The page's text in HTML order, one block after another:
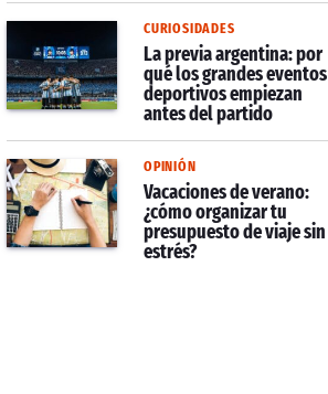
CURIOSIDADES
La previa argentina: por
qué los grandes eventos
deportivos empiezan
antes del partido
OPINIÓN
Vacaciones de verano:
¿cómo organizar tu
presupuesto de viaje sin
estrés?